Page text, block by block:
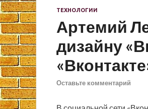
ТЕХНОЛОГИИ
Артемий
дизайну
Оставьте комментарий